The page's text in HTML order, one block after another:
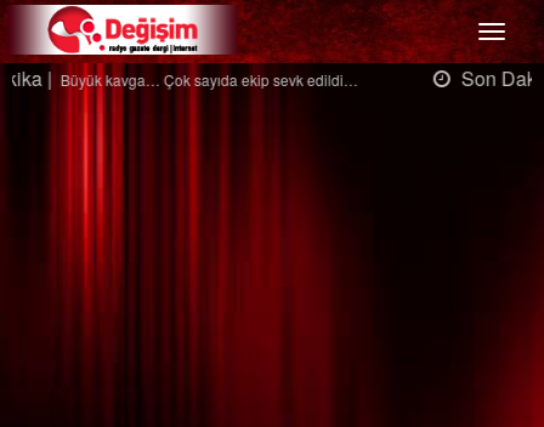
Menü
Son Dakika | Ağaçtan düştü…